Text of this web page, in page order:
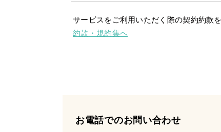
サービスをご利用いただく際の契約約款
約款・規約集へ
お電話でのお問い合わせ